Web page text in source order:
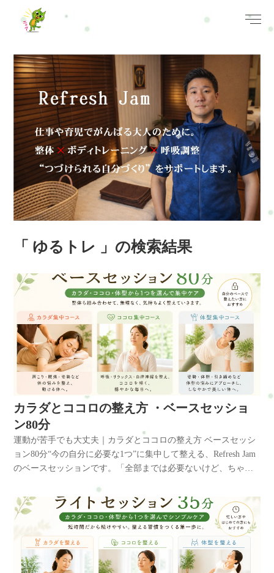
「 ゆるトレ 」の検索結果
カラダとココロの整え方 ・ベースセッショ
ン80分
運動が苦手でも大丈夫｜カラダとココロの整え方 ベースセッシ
ョン80分“今の自分に必要な1つ”に集中して整える、Refresh Jam
のベースセッションです。「全部までは必要ないけど、ちゃん
ラダ・ココロ・体型づくりの中から、今の状態に合わせて1つを
メインに選び、整体も組み合わせながら進めていきます。カラ
ダとココロの整え方とは？こんな風に感じていませんか？・運
動した方がいいのは分かっている・でもジムはちょっとハード
ルが高い・体型が気になってきた・体力が落ちてきた気がす
る・人に見られるのが恥ずかしい・最近、疲れやすくなってき